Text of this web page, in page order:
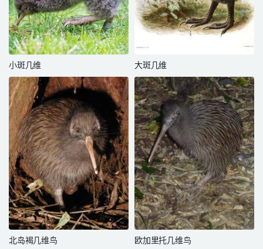
小斑几维 大斑几维
北岛褐几维鸟 欧加里托几维鸟